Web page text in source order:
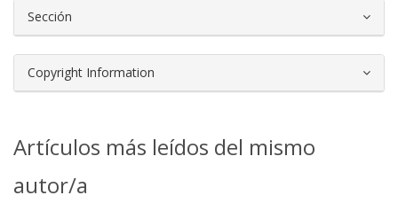
Sección
Copyright Information
Artículos más leídos del mismo
autor/a